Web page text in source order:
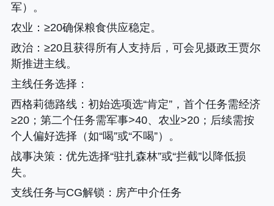
军）。‌‌
农业 ：≥20确保粮食供应稳定。‌‌
政治：≥20且获得所有人支持后，可会见摄政王贾尔
斯推进主线。‌‌
‌主线任务选择‌ ：
西格莉德路线：初始选项选“肯定”，首个任务需经济
≥20；第二个任务需军事>40、农业>20；后续需按
个人偏好选择（如“喝”或“不喝”）。‌‌
战事决策：优先选择“驻扎森林”或“拦截”以降低损
失。‌‌
‌支线任务与CG解锁‌ ：房产中介任务